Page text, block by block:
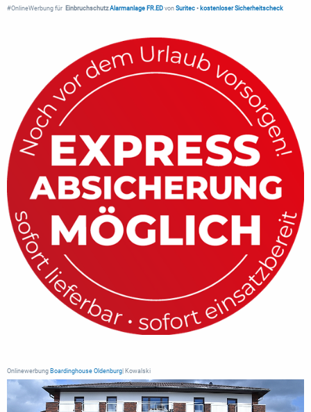
#OnlineWerbung für Einbruchschutz Alarmanlage FR.ED von Suritec • kostenloser Sicherheitscheck
Onlinewerbung Boardinghouse Oldenburg | Kowalski